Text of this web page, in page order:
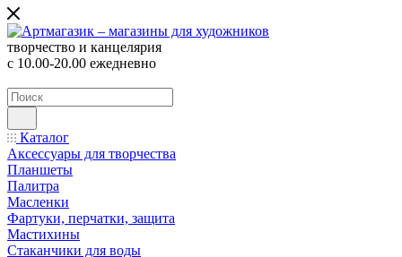
творчество и канцелярия
с 10.00-20.00 ежедневно
Каталог
Аксессуары для творчества
Планшеты
Палитра
Масленки
Фартуки, перчатки, защита
Мастихины
Стаканчики для воды